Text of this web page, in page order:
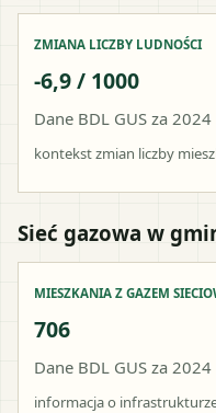
ZMIANA LICZBY LUDNOŚCI
-6,9 / 1000
Dane BDL GUS za 2024
kontekst zmian liczby
Sieć gazowa w
MIESZKANIA Z GAZEM
706
Dane BDL GUS za 2024
informacja o